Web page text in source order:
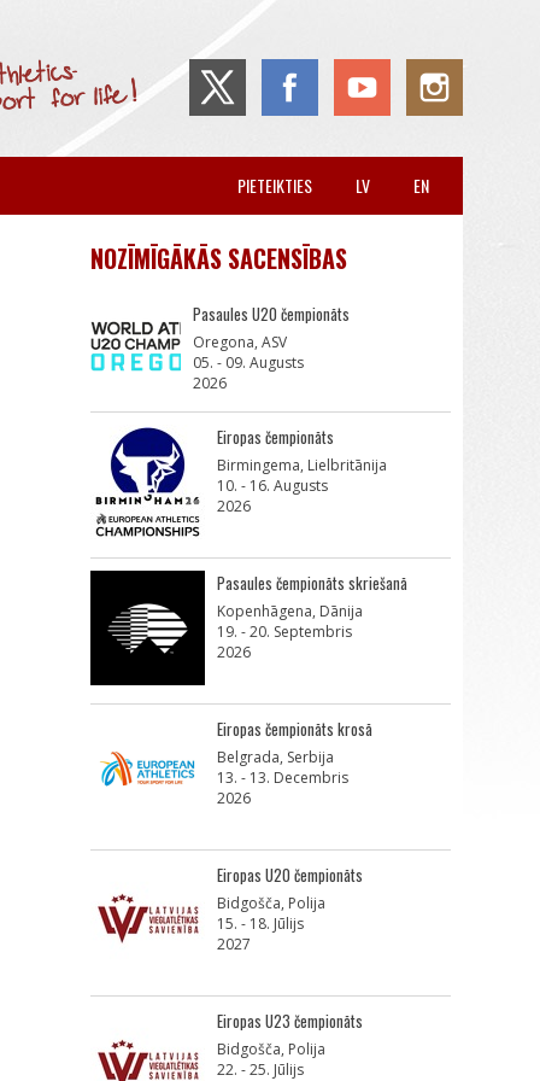
EN
LV
PIETEIKTIES
NOZĪMĪGĀKĀS SACENSĪBAS
Pasaules U20 čempionāts
Oregona, ASV
05. - 09. Augusts
2026
Eiropas čempionāts
Birmingema, Lielbritānija
10. - 16. Augusts
2026
Pasaules čempionāts skriešanā
Kopenhāgena, Dānija
19. - 20. Septembris
2026
Eiropas čempionāts krosā
Belgrada, Serbija
13. - 13. Decembris
2026
Eiropas U20 čempionāts
Bidgošča, Polija
15. - 18. Jūlijs
2027
Eiropas U23 čempionāts
Bidgošča, Polija
22. - 25. Jūlijs